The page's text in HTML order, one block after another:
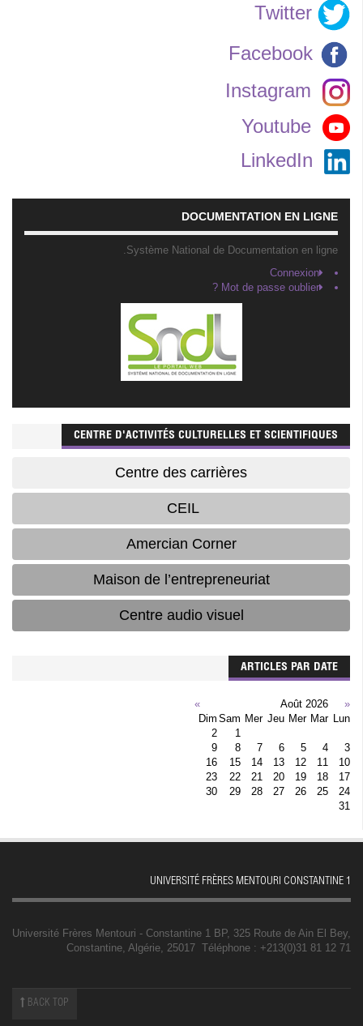
Instagram
Youtube
LinkedIn
DOCUMENTATION EN LIGNE
Système National de Documentation en ligne.
Connexion
Mot de passe oublier ?
CENTRE D'ACTIVITÉS CULTURELLES ET SCIENTIFIQUES
Centre des carrières
CEIL
Amercian Corner
Maison de l’entrepreneuriat
Centre audio visuel
ARTICLES PAR DATE
«
Août 2026
»
Lun
Mar
Mer
Jeu
Mer
Sam
Dim
1
2
3
4
5
6
7
8
9
10
11
12
13
14
15
16
17
18
19
20
21
22
23
24
25
26
27
28
29
30
31
UNIVERSITÉ FRÈRES MENTOURI CONSTANTINE 1
Université Frères Mentouri - Constantine 1 BP, 325 Route de Ain El Bey,
Constantine, Algérie, 25017 Téléphone : +213(0)31 81 12 71
BACK TOP